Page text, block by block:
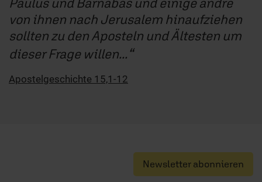
von ihnen nach Jerusalem hinaufziehen
sollten zu den Aposteln und Ältesten um
dieser Frage willen...
Apostelgeschichte 15,1-12
Newsletter abonnieren